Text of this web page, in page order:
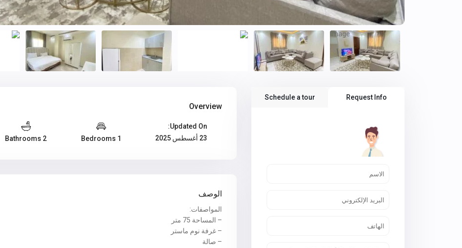
Overview
Updated On:
23 أغسطس 2025
1 Bedrooms
2 Bathrooms
الوصف
المواصفات:
– المساحة 75 متر
– غرفة نوم ماستر
– صالة
Request Info
Schedule a tour